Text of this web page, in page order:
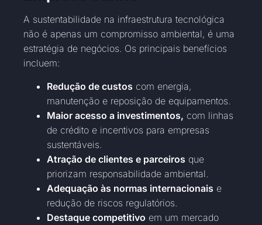
A sustentabilidade na infraestrutura tecnológica
não é apenas um compromisso ambiental, é uma
estratégia de negócios. Os principais benefícios
incluem:
Redução de custos com energia,
manutenção e reposição de equipamentos.
Maior acesso a investimentos, com linhas
de crédito e incentivos para empresas
sustentáveis.
Atração de clientes e parceiros que
priorizam responsabilidade ambiental.
Adequação às normas internacionais e
redução de riscos regulatórios.
Destaque competitivo em um mercado